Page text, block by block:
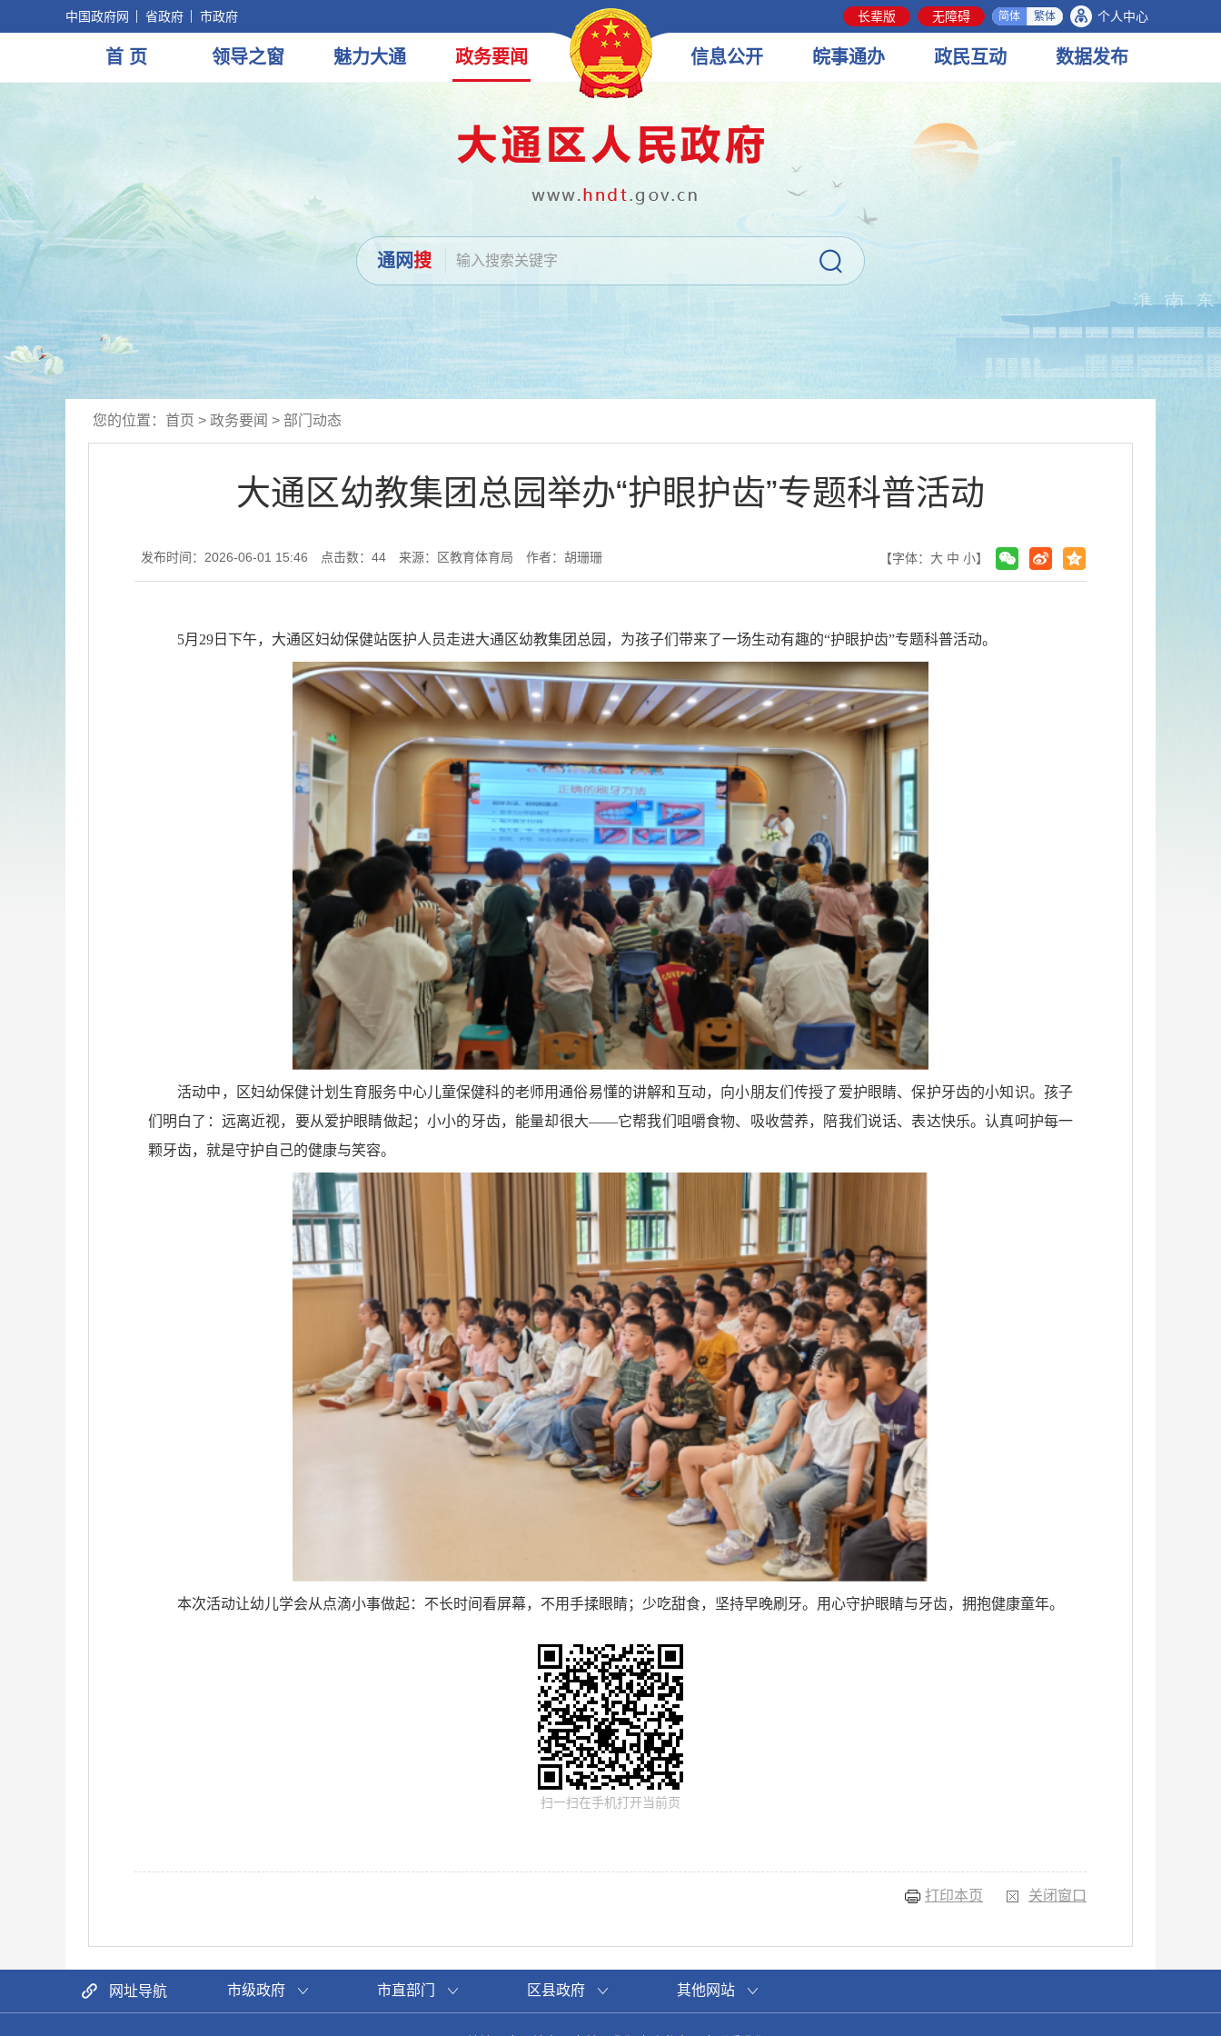
中国政府网 省政府 市政府 长辈版 无障碍 简体 繁体 个人中心
首 页 领导之窗 魅力大通 政务要闻 信息公开 皖事通办 政民互动 数据发布
通网搜
您的位置： 首页 > 政务要闻 > 部门动态
大通区幼教集团总园举办“护眼护齿”专题科普活动
发布时间：2026-06-01 15:46 点击数： 44 来源：区教育体育局 作者：胡珊珊 【字体： 大 中 小】
5月29日下午，大通区妇幼保健站医护人员走进大通区幼教集团总园，为孩子们带来了一场生动有趣的“护眼护齿”专题科普活动。
活动中，区妇幼保健计划生育服务中心儿童保健科的老师用通俗易懂的讲解和互动，向小朋友们传授了爱护眼睛、保护牙齿的小知识。孩子
们明白了：远离近视，要从爱护眼睛做起；小小的牙齿，能量却很大——它帮我们咀嚼食物、吸收营养，陪我们说话、表达快乐。认真呵护每一
颗牙齿，就是守护自己的健康与笑容。
本次活动让幼儿学会从点滴小事做起：不长时间看屏幕，不用手揉眼睛；少吃甜食，坚持早晚刷牙。用心守护眼睛与牙齿，拥抱健康童年。
扫一扫在手机打开当前页
打印本页 关闭窗口
网址导航 市级政府 市直部门 区县政府 其他网站